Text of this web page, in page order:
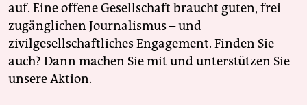
auf. Eine offene Gesellschaft braucht guten, frei
zugänglichen Journalismus – und
zivilgesellschaftliches Engagement. Finden Sie
auch? Dann machen Sie mit und unterstützen Sie
unsere Aktion.